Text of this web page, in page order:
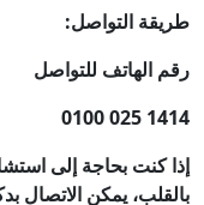
طريقة التواصل:
رقم الهاتف للتواصل
‎0100 025 1414
إذا كنت بحاجة إلى
بالقلب، يمكن الاتصال